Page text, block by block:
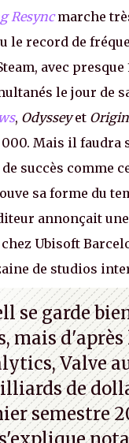
Resyncmarche
le record de
avec
le jour de
, Odysseyet
000. Mais il faudra
succès comme
sa forme du
annonçait
Ubisoft
de studios
Assassin's Creed
A.
se garde
mais
Valve
de
semestre